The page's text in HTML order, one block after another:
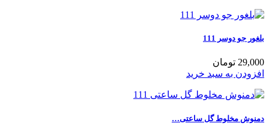
بلغور جو دوسر 111
29,000 تومان
افزودن به سبد خرید
دمنوش مخلوط گل ساعتی…